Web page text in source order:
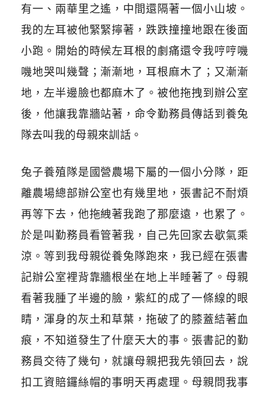
有一、兩華里之遙，中間還隔著一個小山坡。
我的左耳被他緊緊擰著，跌跌撞撞地跟在後面
小跑。開始的時候左耳根的劇痛還令我哼哼嘰
嘰地哭叫幾聲；漸漸地，耳根麻木了；又漸漸
地，左半邊臉也都麻木了。被他拖拽到辦公室
後，他讓我靠牆站著，命令勤務員傳話到養兔
隊去叫我的母親來訓話。
兔子養殖隊是國營農場下屬的一個小分隊，距
離農場總部辦公室也有幾里地，張書記不耐煩
再等下去，他拖絏著我跑了那麼遠，也累了。
於是叫勤務員看管著我，自己先回家去歇氣乘
涼。等到我母親從養兔隊跑來，我已經在張書
記辦公室裡背靠牆根坐在地上半睡著了。母親
看著我腫了半邊的臉，紫紅的成了一條線的眼
睛，渾身的灰土和草葉，拖破了的膝蓋結著血
痕，不知道發生了什麼天大的事。張書記的勤
務員交待了幾句，就讓母親把我先領回去，說
扣工資賠鑼絲帽的事明天再處理。母親問我事